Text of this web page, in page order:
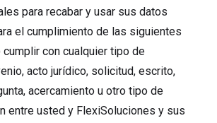
para recabar y usar sus datos
el cumplimiento de las siguientes
cumplir con cualquier tipo de
acto jurídico, solicitud, escrito,
acercamiento u otro tipo de
entre usted y FlexiSoluciones y sus